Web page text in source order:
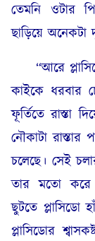
তেমনি ওটার
ছাড়িয়ে অনেকটা
“আরে
কাইকে ধরবার
ফূর্তিতে রাস্তা
নৌকাটা
চলেছে। সেই
তার মতো করে
ছুটতে প্লাসিডো
প্লাসিডোর